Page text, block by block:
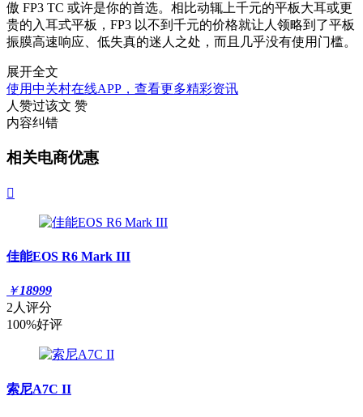
傲 FP3 TC 或许是你的首选。相比动辄上千元的平板大耳或更
贵的入耳式平板，FP3 以不到千元的价格就让人领略到了平板
振膜高速响应、低失真的迷人之处，而且几乎没有使用门槛。
展开全文
使用中关村在线APP，查看更多精彩资讯
人赞过该文 赞
内容纠错
相关电商优惠

佳能EOS R6 Mark III
￥18999
2人评分
100%好评
索尼A7C II